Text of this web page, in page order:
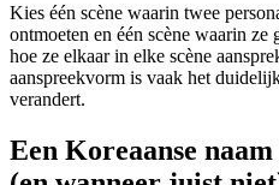
Kies één scène waarin twee
ontmoeten en één scène waarin
hoe ze elkaar in elke scène
aanspreekvorm is vaak het
verandert.
Een Koreaanse